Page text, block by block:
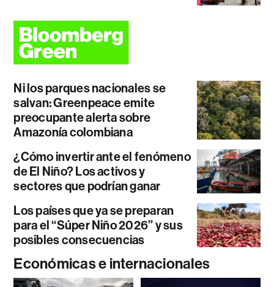
Ni los parques nacionales se
salvan: Greenpeace emite
preocupante alerta sobre
Amazonía colombiana
¿Cómo invertir ante el fenómeno
de El Niño? Los activos y
sectores que podrían ganar
Los países que ya se preparan
para el “Súper Niño 2026” y sus
posibles consecuencias
Económicas e internacionales